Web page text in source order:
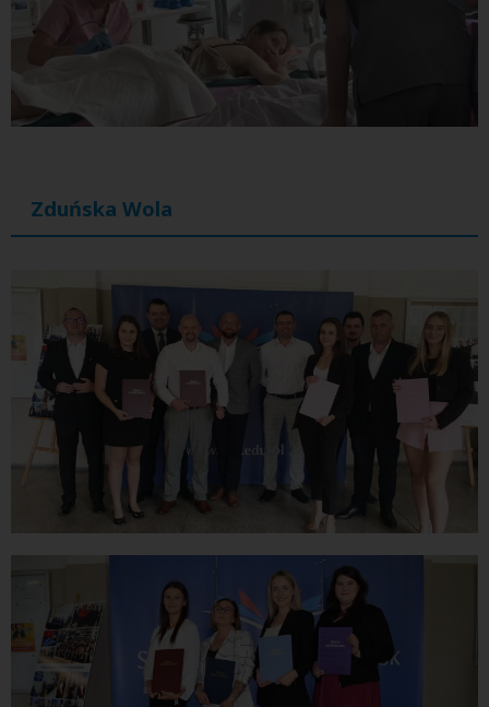
Zduńska Wola